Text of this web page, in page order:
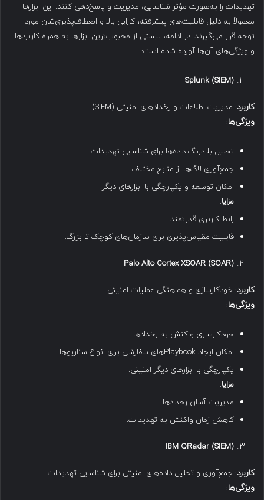
تهدیدات را به‌صورت مؤثر شناسایی، مدیریت و پاسخ‌دهی کنند. این ابزارها
معمولاً به دلیل قابلیت‌های پیشرفته، کارایی بالا و انعطاف‌پذیری‌شان مورد
توجه قرار می‌گیرند. در ادامه، لیستی از محبوب‌ترین ابزارها به همراه کاربردها
و ویژگی‌های آن‌ها آورده شده است:
Splunk (SIEM)
کاربرد: مدیریت اطلاعات و رخدادهای امنیتی (SIEM)
ویژگی‌ها:
تحلیل بلادرنگ داده‌ها برای شناسایی تهدیدات.
جمع‌آوری لاگ‌ها از منابع مختلف.
امکان توسعه و یکپارچگی با ابزارهای دیگر.
مزایا:
رابط کاربری قدرتمند.
قابلیت مقیاس‌پذیری برای سازمان‌های کوچک تا بزرگ.
Palo Alto Cortex XSOAR (SOAR)
کاربرد: خودکارسازی و هماهنگی عملیات امنیتی.
ویژگی‌ها:
خودکارسازی واکنش به رخدادها.
امکان ایجاد Playbook‌های سفارشی برای انواع سناریوها.
یکپارچگی با ابزارهای دیگر امنیتی.
مزایا:
مدیریت آسان رخدادها.
کاهش زمان واکنش به تهدیدات.
IBM QRadar (SIEM)
کاربرد: جمع‌آوری و تحلیل داده‌های امنیتی برای شناسایی تهدیدات.
ویژگی‌ها: